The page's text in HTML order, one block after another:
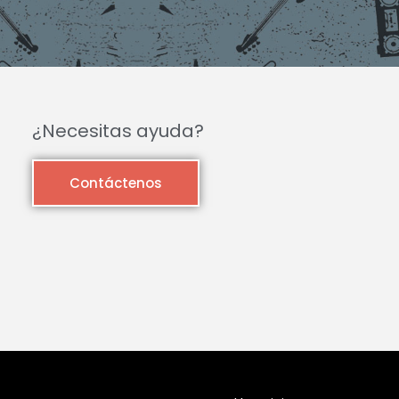
¿Necesitas ayuda?
Contáctenos